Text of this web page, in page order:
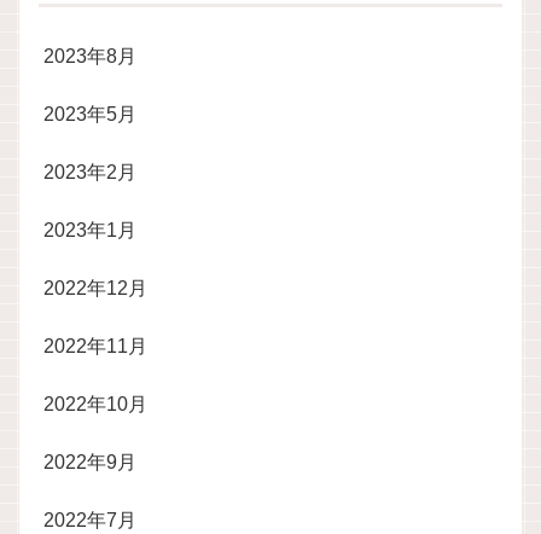
2023年8月
2023年5月
2023年2月
2023年1月
2022年12月
2022年11月
2022年10月
2022年9月
2022年7月